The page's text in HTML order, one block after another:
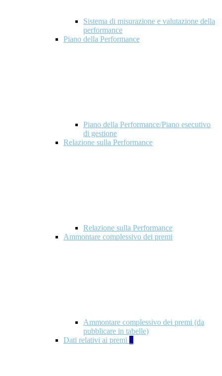
Sistema di misurazione e valutazione della
performance
Piano della Performance
Piano della Performance/Piano esecutivo
di gestione
Relazione sulla Performance
Relazione sulla Performance
Ammontare complessivo dei premi
Ammontare complessivo dei premi (da
pubblicare in tabelle)
Dati relativi ai premi 5